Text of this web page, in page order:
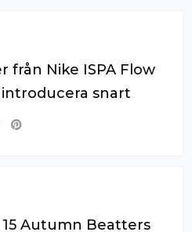
från Nike ISPA Flow
snart
Autumn Beatters